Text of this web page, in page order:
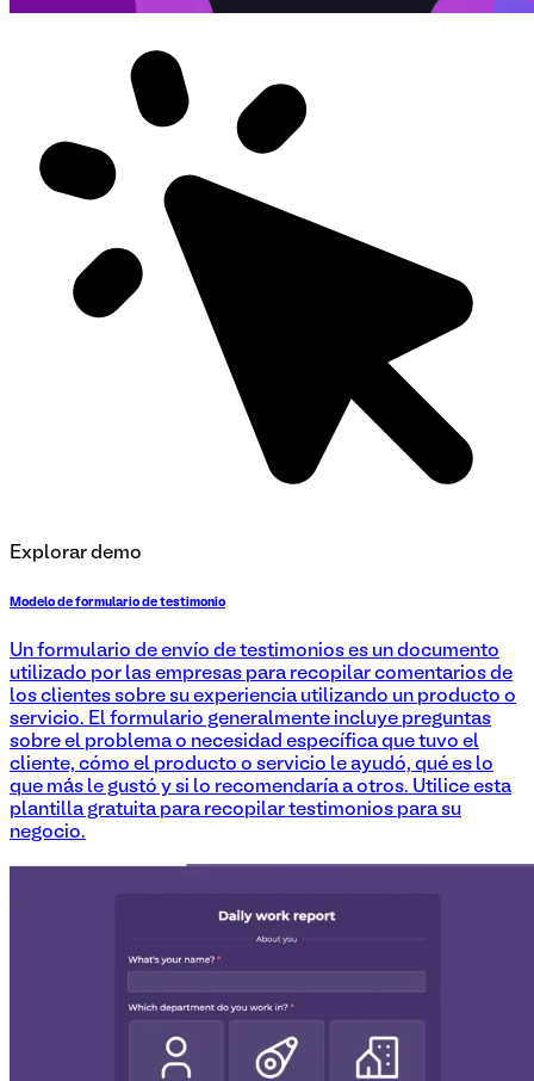
Explorar demo
Modelo de formulario de testimonio
Un formulario de envío de testimonios es un documento
utilizado por las empresas para recopilar comentarios de
los clientes sobre su experiencia utilizando un producto o
servicio. El formulario generalmente incluye preguntas
sobre el problema o necesidad específica que tuvo el
cliente, cómo el producto o servicio le ayudó, qué es lo
que más le gustó y si lo recomendaría a otros. Utilice esta
plantilla gratuita para recopilar testimonios para su
negocio.